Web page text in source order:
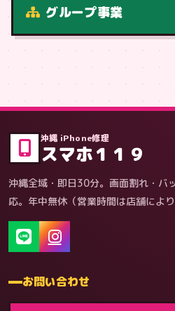
症状・内容から
グループ事業
沖縄 iPhone修理
スマホ１１９
沖縄全域・即日30分。画面割れ・バ
応。年中無休（営業時間は店舗により
お問い合わせ